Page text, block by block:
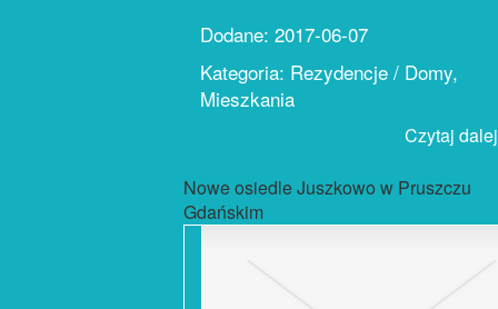
Dodane: 2017-06-07
Kategoria: Rezydencje / Domy,
Mieszkania
Czytaj
Nowe osiedle Juszkowo w Pruszczu
Gdańskim